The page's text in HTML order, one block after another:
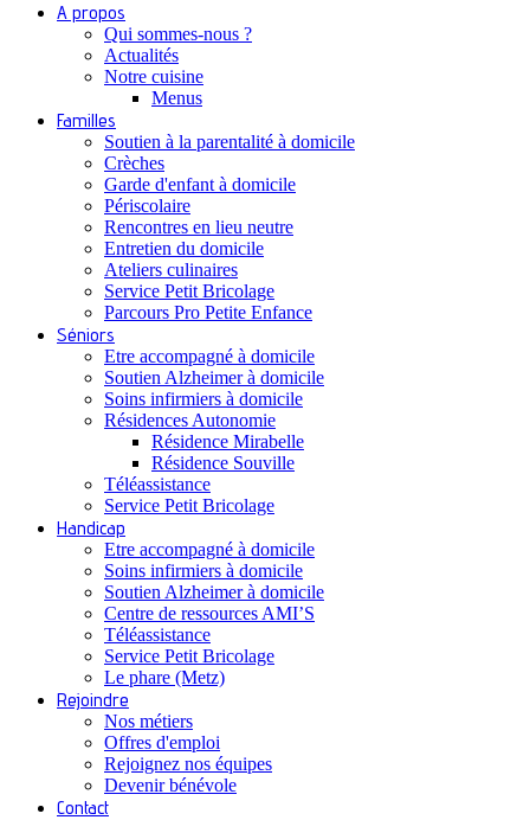
A propos
Qui sommes-nous ?
Actualités
Notre cuisine
Menus
Familles
Soutien à la parentalité à domicile
Crèches
Garde d'enfant à domicile
Périscolaire
Rencontres en lieu neutre
Entretien du domicile
Ateliers culinaires
Service Petit Bricolage
Parcours Pro Petite Enfance
Séniors
Etre accompagné à domicile
Soutien Alzheimer à domicile
Soins infirmiers à domicile
Résidences Autonomie
Résidence Mirabelle
Résidence Souville
Téléassistance
Service Petit Bricolage
Handicap
Etre accompagné à domicile
Soins infirmiers à domicile
Soutien Alzheimer à domicile
Centre de ressources AMI’S
Téléassistance
Service Petit Bricolage
Le phare (Metz)
Rejoindre
Nos métiers
Offres d'emploi
Rejoignez nos équipes
Devenir bénévole
Contact